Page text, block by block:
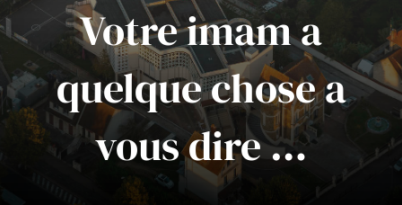
Votre imam a
quelque chose a
vous dire …